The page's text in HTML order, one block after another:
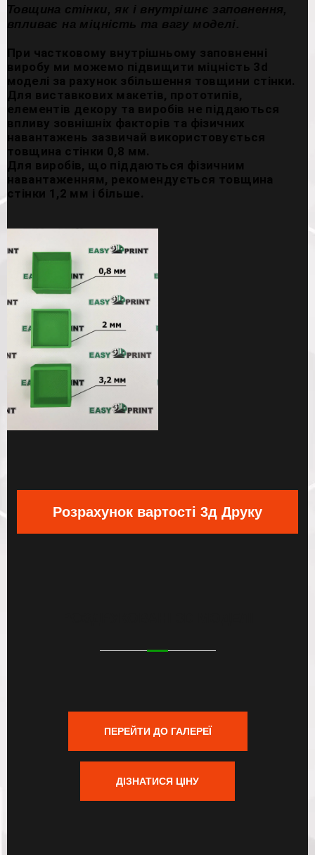
Товщина стінки, як і внутрішнє заповнення,
впливає на міцність та вагу моделі.
При частковому внутрішньому заповненні
виробу ми можемо підвищити міцність 3d
моделі за рахунок збільшення товщини стінки.
Для виставкових макетів, прототипів,
елементів декору та виробів не піддаються
впливу зовнішніх факторів та фізичних
навантажень зазвичай використовується
товщина стінки 0,8 мм.
Для виробів, що піддаються фізичним
навантаженням, рекомендується товщина
стінки 1,2 мм і більше.
Розрахунок вартості 3д Друку
ПЕРЕЙТИ ДО ГАЛЕРЕЇ
ДІЗНАТИСЯ ЦІНУ